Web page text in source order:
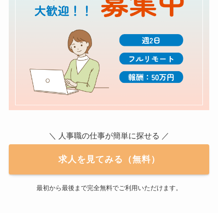
＼ 人事職の仕事が簡単に探せる ／
求人を見てみる（無料）
最初から最後まで完全無料でご利用いただけます。